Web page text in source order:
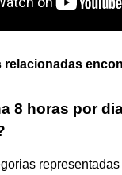
relacionadas
8 horas por